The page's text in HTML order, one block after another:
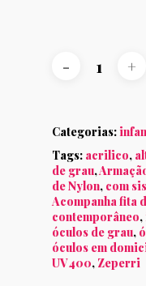
Categorias:
Tags: acrilico,
de grau,
de Nylon, com
Acompanha fita
contemporâneo,
óculos de grau,
óculos em
UV400, Zeperri